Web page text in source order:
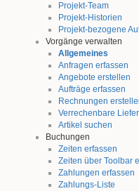
Projekt-Team
Projekt-Historien
Projekt-bezogene
Vorgänge verwalten
Allgemeines
Anfragen erfassen
Angebote erstellen
Aufträge erfassen
Rechnungen
Verrechenbare
Artikel suchen
Buchungen
Zeiten erfassen
Zeiten über Toolbar
Zahlungen erfassen
Zahlungs-Liste